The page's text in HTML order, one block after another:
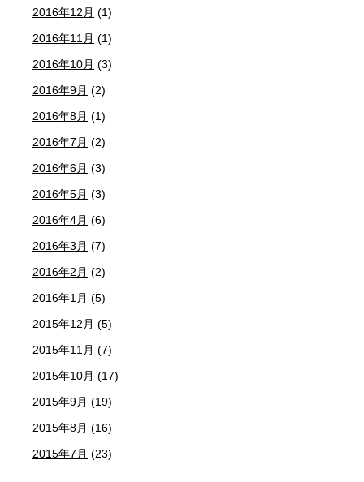
2016年12月 (1)
2016年11月 (1)
2016年10月 (3)
2016年9月 (2)
2016年8月 (1)
2016年7月 (2)
2016年6月 (3)
2016年5月 (3)
2016年4月 (6)
2016年3月 (7)
2016年2月 (2)
2016年1月 (5)
2015年12月 (5)
2015年11月 (7)
2015年10月 (17)
2015年9月 (19)
2015年8月 (16)
2015年7月 (23)